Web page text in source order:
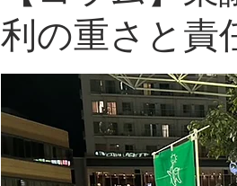
利の重さと責